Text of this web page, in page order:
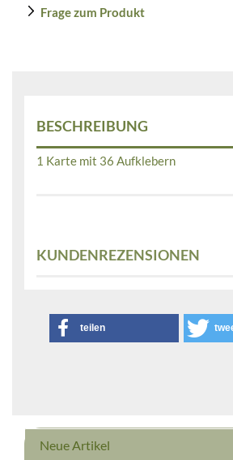
Frage zum Produkt
BESCHREIBUNG
1 Karte mit 36 Aufklebern
KUNDENREZENSIONEN
teilen
Neue Artikel